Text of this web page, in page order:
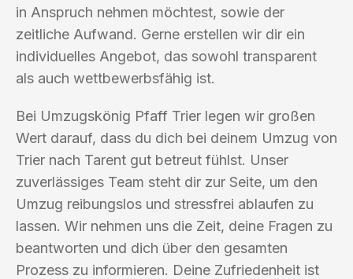
in Anspruch nehmen möchtest, sowie der
zeitliche Aufwand. Gerne erstellen wir dir ein
individuelles Angebot, das sowohl transparent
als auch wettbewerbsfähig ist.
Bei Umzugskönig Pfaff Trier legen wir großen
Wert darauf, dass du dich bei deinem Umzug von
Trier nach Tarent gut betreut fühlst. Unser
zuverlässiges Team steht dir zur Seite, um den
Umzug reibungslos und stressfrei ablaufen zu
lassen. Wir nehmen uns die Zeit, deine Fragen zu
beantworten und dich über den gesamten
Prozess zu informieren. Deine Zufriedenheit ist